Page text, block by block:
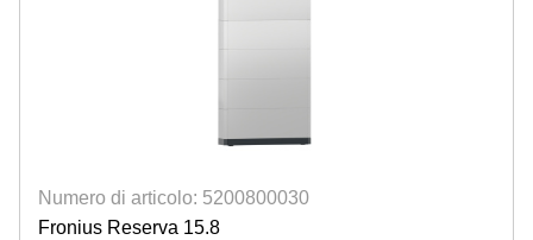
Numero di articolo: 5200800030
Fronius Reserva 15.8